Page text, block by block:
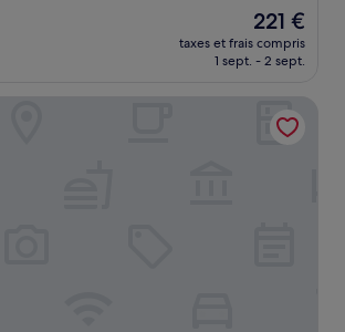
Le
nouveau
prix
de
221 €
221 €
taxes et frais compris
1 sept. - 2 sept.